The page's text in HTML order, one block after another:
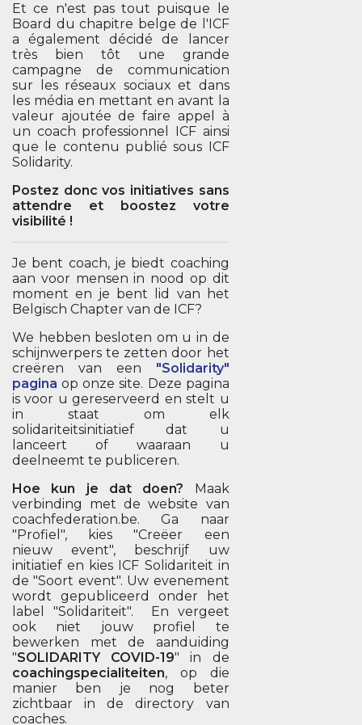
Et ce n'est pas tout puisque le
Board du chapitre belge de l'ICF
a également décidé de lancer
très bien tôt une grande
campagne de communication
sur les réseaux sociaux et dans
les média en mettant en avant la
valeur ajoutée de faire appel à
un coach professionnel ICF ainsi
que le contenu publié sous ICF
Solidarity.
Postez donc vos initiatives sans
attendre et boostez votre
visibilité !
Je bent coach, je biedt coaching
aan voor mensen in nood op dit
moment en je bent lid van het
Belgisch Chapter van de ICF?
We hebben besloten om u in de
schijnwerpers te zetten door het
creëren van een "Solidarity"
pagina op onze site. Deze pagina
is voor u gereserveerd en stelt u
in staat om elk
solidariteitsinitiatief dat u
lanceert of waaraan u
deelneemt te publiceren.
Hoe kun je dat doen? Maak
verbinding met de website van
coachfederation.be. Ga naar
"Profiel", kies "Creëer een
nieuw event", beschrijf uw
initiatief en kies ICF Solidariteit in
de "Soort event". Uw evenement
wordt gepubliceerd onder het
label "Solidariteit". En vergeet
ook niet jouw profiel te
bewerken met de aanduiding
"SOLIDARITY COVID-19" in de
coachingspecialiteiten, op die
manier ben je nog beter
zichtbaar in de directory van
coaches.